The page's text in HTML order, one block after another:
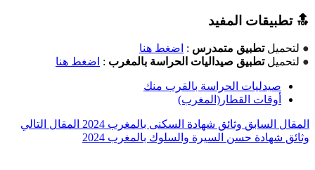
🔝 تطبيقات المفيد
● لتحميلتطبيق متمدرس : اضغط هنا
● لتحميلتطبيق صيداليات الحراسة بالمغرب : اضغط هنا
صيدليات الحراسة بالقرب منك
أوقات القطار(المغرب)
المقال السابق وثائق شهادة السكنى بالمغرب 2024
المقال التالي
وثائق شهادة حسن السيرة والسلوك بالمغرب 2024